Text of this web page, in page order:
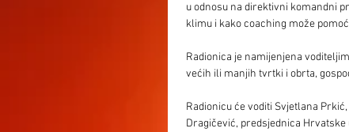
u odnosu na direktivni komandni
klimu i kako coaching može
Radionica je namijenjena
većih ili manjih tvrtki i obrta,
Radionicu će voditi Svjetlana
Dragičević, predsjednica Hrvatske